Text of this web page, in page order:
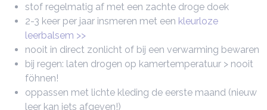
stof regelmatig af met een zachte droge doek
2-3 keer per jaar insmeren met een kleurloze
leerbalsem >>
nooit in direct zonlicht of bij een verwarming bewaren
bij regen: laten drogen op kamertemperatuur > nooit
föhnen!
oppassen met lichte kleding de eerste maand (nieuw
leer kan iets afgeven!)